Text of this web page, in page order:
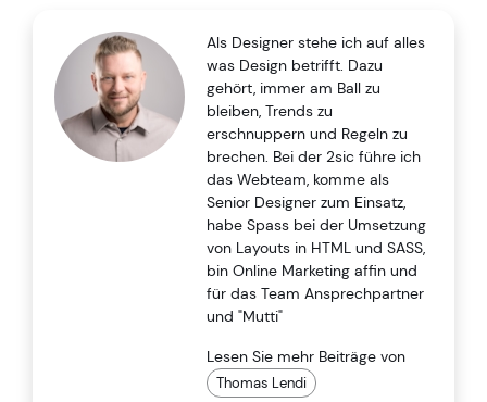
Als Designer stehe ich auf alles
was Design betrifft. Dazu
gehört, immer am Ball zu
bleiben, Trends zu
erschnuppern und Regeln zu
brechen. Bei der 2sic führe ich
das Webteam, komme als
Senior Designer zum Einsatz,
habe Spass bei der Umsetzung
von Layouts in HTML und SASS,
bin Online Marketing affin und
für das Team Ansprechpartner
und "Mutti"
Lesen Sie mehr Beiträge von
Thomas Lendi